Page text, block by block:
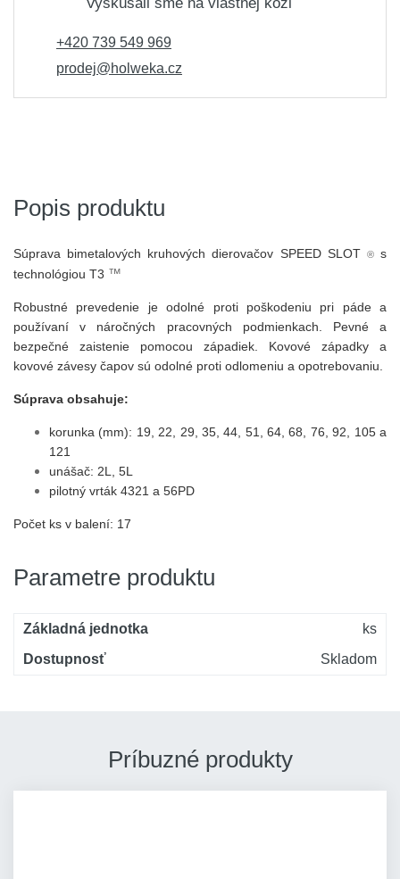
+420 739 549 969
prodej@holweka.cz
Popis produktu
Súprava bimetalových kruhových dierovačov SPEED SLOT ® s
technológiou T3 ™
Robustné prevedenie je odolné proti poškodeniu pri páde a
používaní v náročných pracovných podmienkach. Pevné a
bezpečné zaistenie pomocou západiek. Kovové západky a
kovové závesy čapov sú odolné proti odlomeniu a opotrebovaniu.
Súprava obsahuje:
korunka (mm): 19, 22, 29, 35, 44, 51, 64, 68, 76, 92, 105 a
121
unášač: 2L, 5L
pilotný vrták 4321 a 56PD
Počet ks v balení: 17
Parametre produktu
Základná jednotka
ks
Dostupnosť
Skladom
Príbuzné produkty